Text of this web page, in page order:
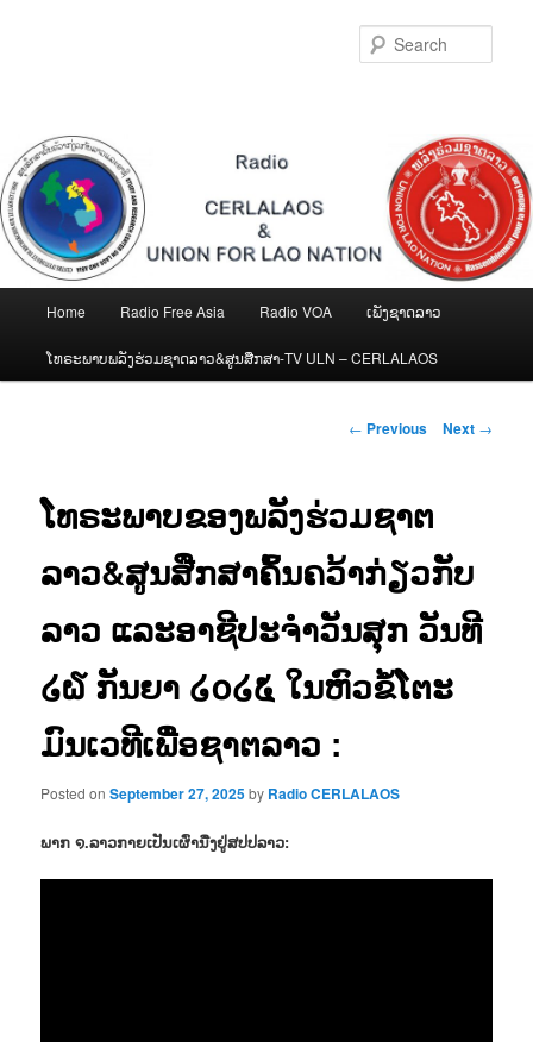
Home Radio Free Asia Radio VOA ເພັງຊາດລາວ
ໂທຣະພາບພລັງຮ່ວມຊາດລາວ&ສູນສືກສາ-TV ULN – CERLALAOS
Post
← Previous Next →
ໂທຣະພາບຂອງພລັງຮ່ວມຊາຕ
ລາວ&ສູນສືກສາຄົ້ນຄວ້າກ່ຽວກັບ
ລາວ ແລະອາຊີປະຈຳວັນສຸກ ວັນທີ
໒໖ ກັນຍາ ໒໐໒໕ ໃນຫົວຂໍ້ໂຕະ
ມົນເວທີເພື່ອຊາຕລາວ :
Posted onSeptember 27, 2025by Radio CERLALAOS
ພາກ ໑.ລາວກາຍເປັນເຜົ່ານື່ງຢູ່ສປປລາວ: